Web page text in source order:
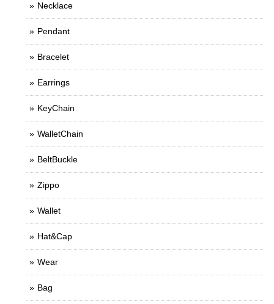
Necklace
Pendant
Bracelet
Earrings
KeyChain
WalletChain
BeltBuckle
Zippo
Wallet
Hat&Cap
Wear
Bag